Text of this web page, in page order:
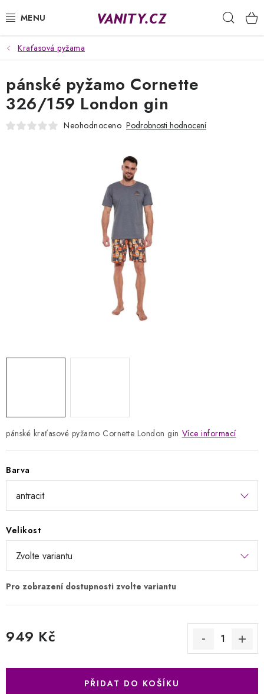
na
KABELKY
SPODNÍ PRÁDLO
PUNČOCHY
Obchodní podmínky
Podmínky ochrany osobních údajů
Kraťasová pyžama
pánské kraťasové pyžamo Cornette London gin Více informací
Barva
Velikost
949 Kč
PŘIDAT DO KOŠÍKU
pánské pyžamo Cornette
326/159 London gin
Neohodnoceno Podrobnosti hodnocení